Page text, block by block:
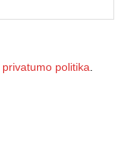
privatumo politika